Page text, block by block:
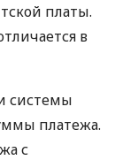
платы.
в
системы
платежа.
с